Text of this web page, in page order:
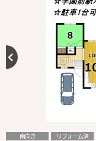
南向き リフォーム済